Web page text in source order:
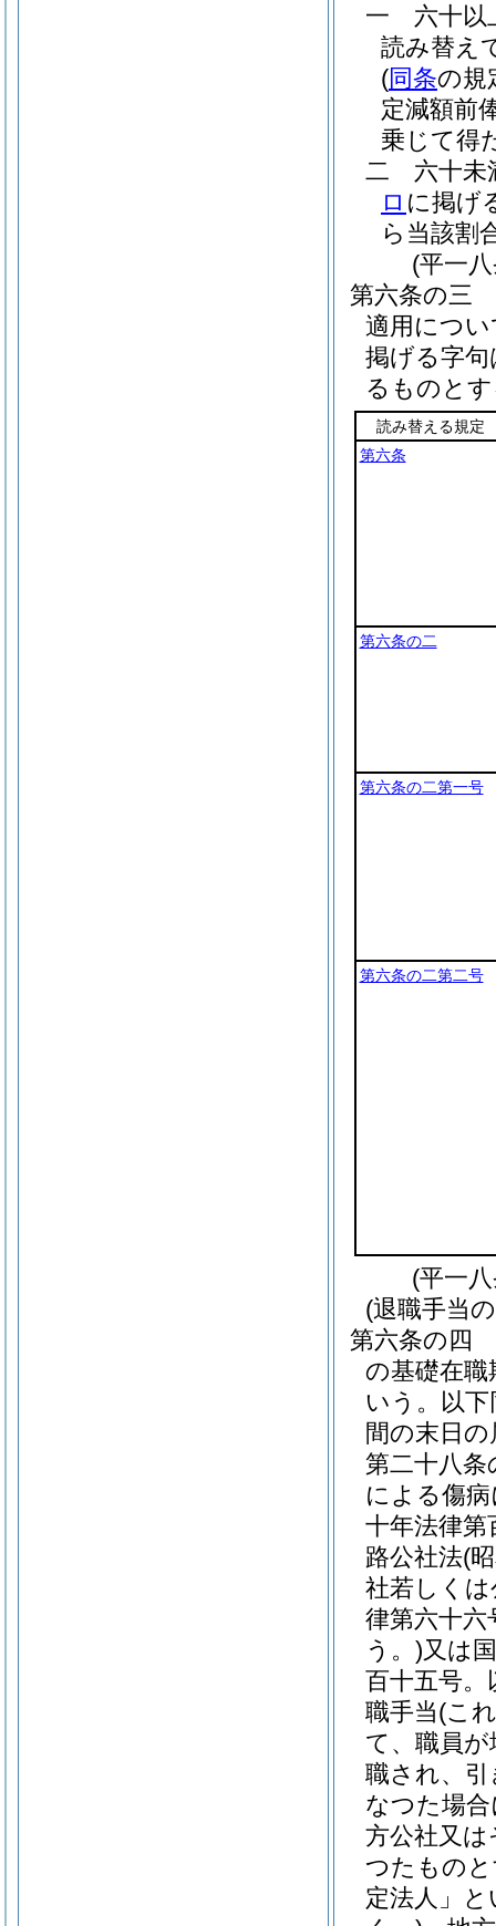
一
六十
読み替え
(同条の規
定減額前
乗じて得
二
六十
ロ に掲げ
ら当該割
(平一
第六条の三
適用につ
掲げる字
るものと
読み替える規定
第六条
第六条の二
第六条の二第一号
第六条の二第二号
(平一
(退職手当
第六条の四
の基礎在職
いう。以下
間の末日
第二十八
による傷
十年法律第
路公社法(
社若しく
律第六十六
う。)又は
百十五号。
職手当(こ
て、職員
職され、
なつた場
方公社又
つたもの
定法人」と